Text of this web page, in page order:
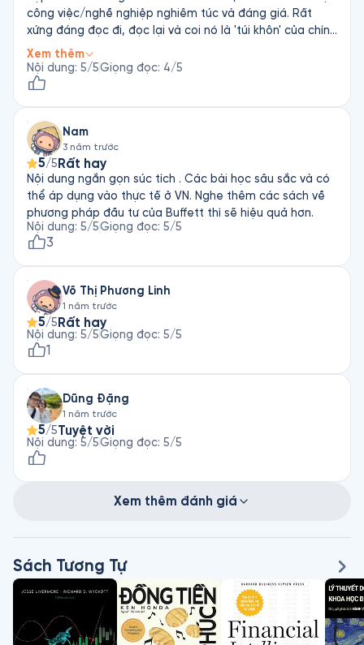
công việc/nghề nghiệp nghiêm túc và đáng giá. Rất
xứng đáng đọc đi, đọc lại và coi nó là 'túi khôn' của chính
mình !
Xem thêm
Nội dung: 5/5Giọng đọc: 4/5
Nam
3 năm trước
5/5 Rất hay
Nội dung ngắn gọn súc tích . Các bài học sâu sắc và có
thể áp dụng vào thực tế ở VN. Nghe thêm các sách về
phương pháp đầu tư của Buffett thì sẽ hiệu quả hơn.
Nội dung: 5/5Giọng đọc: 5/5
3
Võ Thị Phương Linh
1 năm trước
5/5 Rất hay
Nội dung: 5/5Giọng đọc: 5/5
1
Dũng Đặng
1 năm trước
5/5Tuyệt vời
Nội dung: 5/5Giọng đọc: 5/5
Xem thêm đánh giá
Sách Tương Tự